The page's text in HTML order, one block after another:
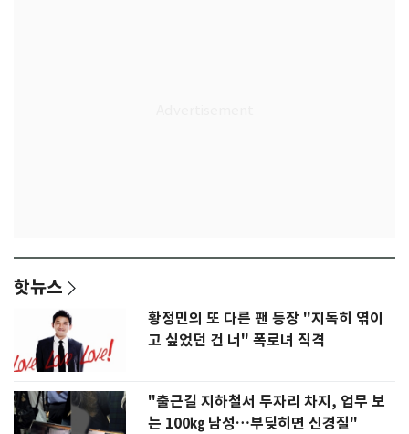
핫뉴스
황정민의 또 다른 팬 등장 "지독히 엮이
고 싶었던 건 너" 폭로녀 직격
"출근길 지하철서 두자리 차지, 업무 보
는 100㎏ 남성…부딪히면 신경질"